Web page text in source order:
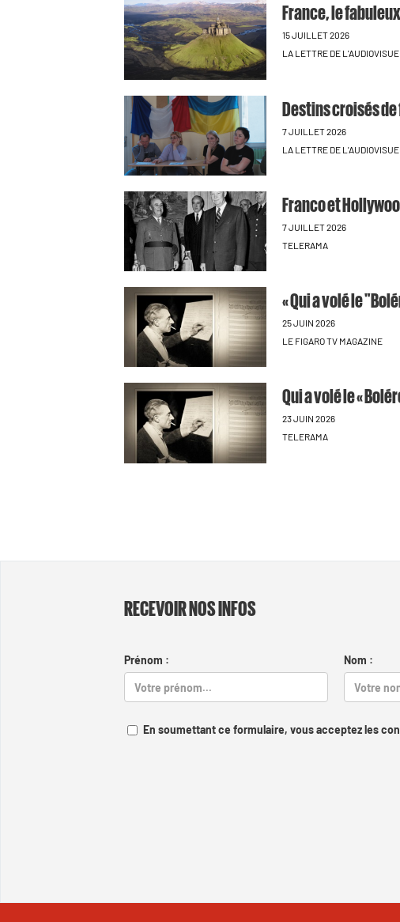
France, le
15 JUILLET 2026
LA LETTRE DE
Destins croisés
7 JUILLET 2026
LA LETTRE DE
Franco et
7 JUILLET 2026
TELERAMA
« Qui a volé le
25 JUIN 2026
LE FIGARO TV MAGAZINE
Qui a volé le «
23 JUIN 2026
TELERAMA
RECEVOIR NOS INFOS
Prénom : Nom :
En soumettant ce formulaire, vous acceptez les